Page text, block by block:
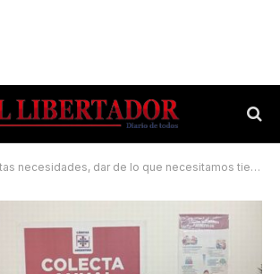
necesidades, dar de lo que necesitamos tiene más valor»